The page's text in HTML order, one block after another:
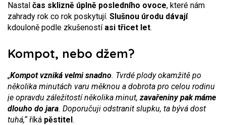
Nastal čas sklizně úplně posledního ovoce, které nám
zahrady rok co rok poskytují. Slušnou úrodu dávají
kdouloně podle zkušeností asi třicet let.
Kompot, nebo džem?
„Kompot vzniká velmi snadno. Tvrdé plody okamžitě po
několika minutách varu měknou a dobrota pro celou rodinu
je opravdu záležitostí několika minut,zavařeniny pak máme
dlouho do jara. Doporučuji odstranit slupku, ta bývá dost
tuhá,“říká pěstitel.